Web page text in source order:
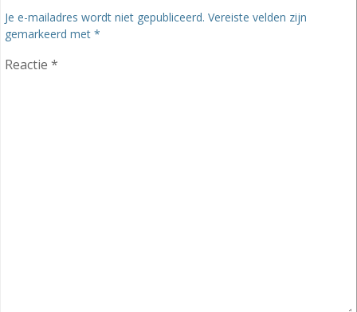
Je e-mailadres wordt niet gepubliceerd. Vereiste velden zijn
gemarkeerd met *
Reactie *